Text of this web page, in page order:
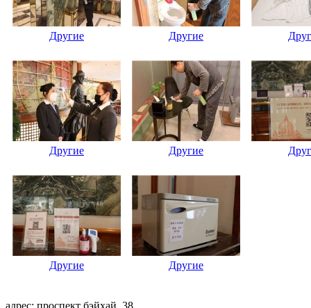
Другие Другие
Другие Другие
Другие Другие
адрес: проспект бэйхай, 38